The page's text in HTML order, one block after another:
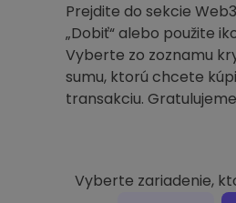
Prejdite do sekcie
„Dobiť“ alebo použite
Vyberte zo zoznamu
sumu, ktorú chcete
transakciu.
Vyberte zariadenie,